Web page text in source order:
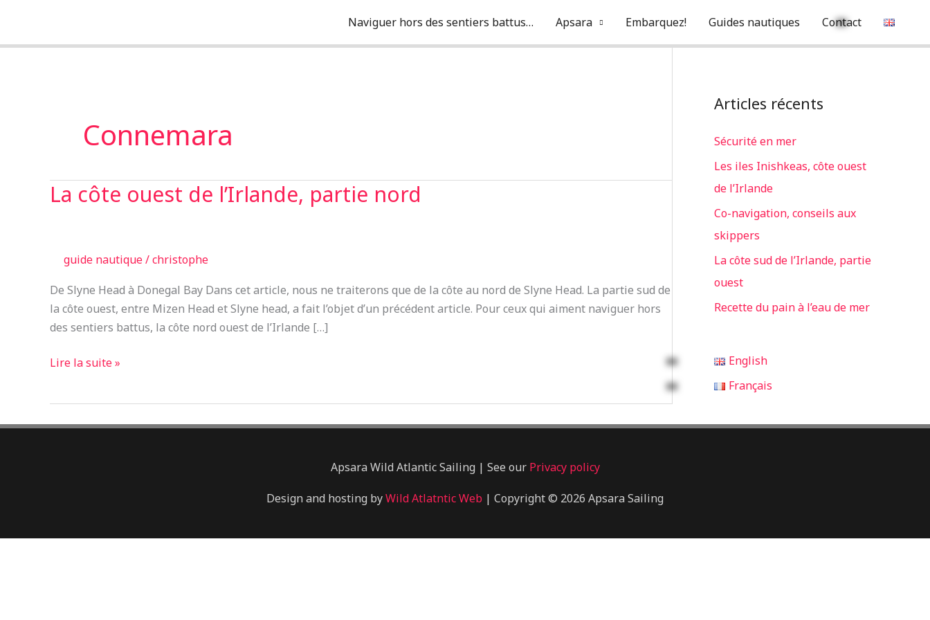
contenu
Naviguer hors des sentiers battus… Apsara Embarquez! Guides nautiques Contact
Connemara
La côte ouest de l’Irlande, partie nord
guide nautique/christophe
De Slyne Head à Donegal Bay Dans cet article, nous ne traiterons que de la côte au nord de Slyne Head. La partie sud de
la côte ouest, entre Mizen Head et Slyne head, a fait l’objet d’un précédent article. Pour ceux qui aiment naviguer hors
des sentiers battus, la côte nord ouest de l’Irlande […]
La
l’Irlande,
partie
nord
Lire la suite »
Articles récents
Sécurité en mer
Les iles Inishkeas, côte ouest
de l’Irlande
Co-navigation, conseils aux
skippers
La côte sud de l’Irlande, partie
ouest
Recette du pain à l’eau de mer
English
Français
Apsara Wild Atlantic Sailing | See our Privacy policy
Design and hosting byWild Atlatntic Web | Copyright © 2026 Apsara Sailing